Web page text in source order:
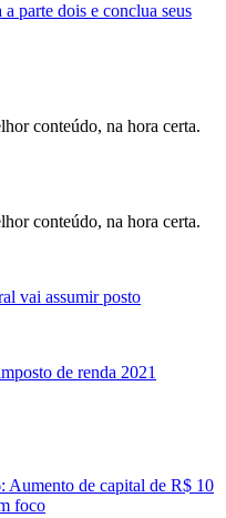
a parte dois e conclua seus
conteúdo, na hora certa.
conteúdo, na hora certa.
vai assumir posto
de renda 2021
Aumento de capital de R$ 10
foco